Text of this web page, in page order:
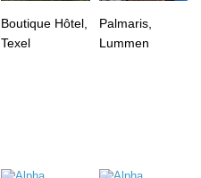
Boutique Hôtel,
Texel
Palmaris,
Lummen